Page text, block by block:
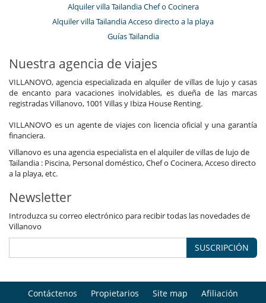
Alquiler villa Tailandia Chef o Cocinera
Alquiler villa Tailandia Acceso directo a la playa
Guías Tailandia
Nuestra agencia de viajes
VILLANOVO, agencia especializada en alquiler de villas de lujo y casas
de encanto para vacaciones inolvidables, es dueña de las marcas
registradas Villanovo, 1001 Villas y Ibiza House Renting.
VILLANOVO es un agente de viajes con licencia oficial y una garantía
financiera.
Villanovo es una agencia especialista en el alquiler de villas de lujo de
Tailandia : Piscina, Personal doméstico, Chef o Cocinera, Acceso directo
a la playa, etc.
Newsletter
Introduzca su correo electrónico para recibir todas las novedades de
Villanovo
SUSCRIPCIÓN
Contáctenos Propietarios Site map
Afiliación